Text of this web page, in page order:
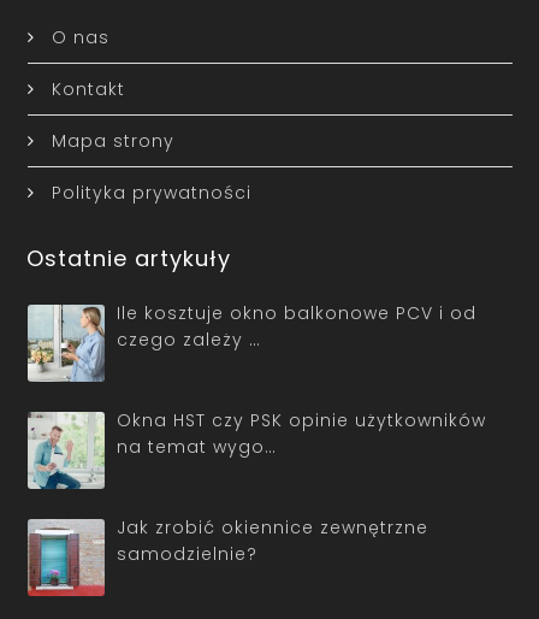
O nas
Kontakt
Mapa strony
Polityka prywatności
Ostatnie artykuły
Ile kosztuje okno balkonowe PCV i od
czego zależy …
Okna HST czy PSK opinie użytkowników
na temat wygo…
Jak zrobić okiennice zewnętrzne
samodzielnie?